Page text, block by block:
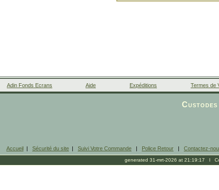
Adin Fonds Ecrans Aide Expéditions Termes de
Accueil | Sécurité du site | Suivi Votre Commande | Police Retour | Contactez-
generated 31-mrt-2026 at 21:19:17 l